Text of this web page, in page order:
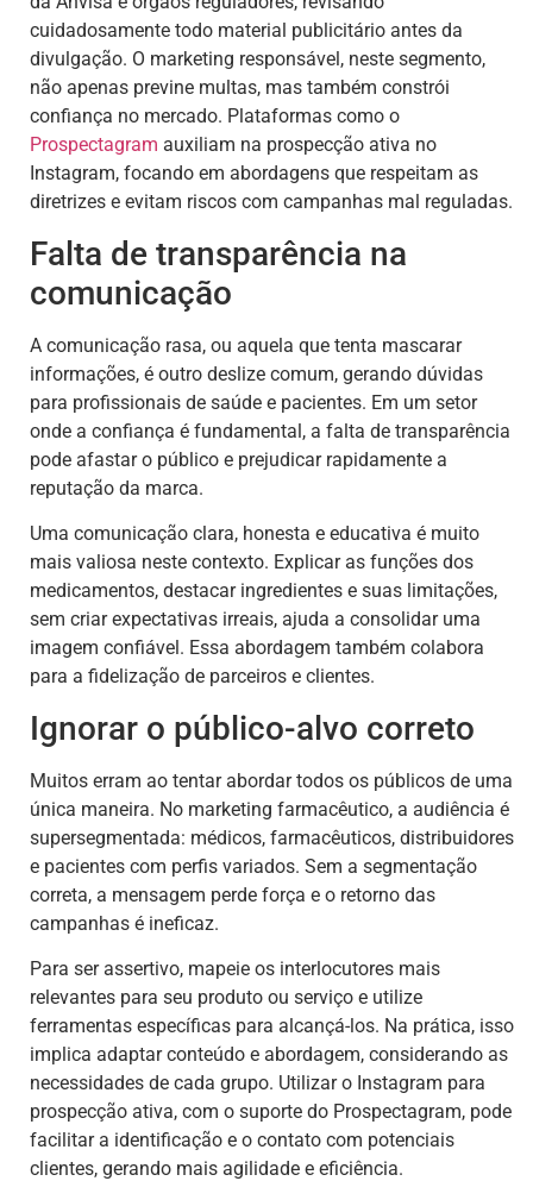
cuidadosamente todo material publicitário antes da
divulgação. O marketing responsável, neste segmento,
não apenas previne multas, mas também constrói
confiança no mercado. Plataformas como o
Prospectagram auxiliam na prospecção ativa no
Instagram, focando em abordagens que respeitam as
diretrizes e evitam riscos com campanhas mal reguladas.
Falta de transparência na
comunicação
A comunicação rasa, ou aquela que tenta mascarar
informações, é outro deslize comum, gerando dúvidas
para profissionais de saúde e pacientes. Em um setor
onde a confiança é fundamental, a falta de transparência
pode afastar o público e prejudicar rapidamente a
reputação da marca.
Uma comunicação clara, honesta e educativa é muito
mais valiosa neste contexto. Explicar as funções dos
medicamentos, destacar ingredientes e suas limitações,
sem criar expectativas irreais, ajuda a consolidar uma
imagem confiável. Essa abordagem também colabora
para a fidelização de parceiros e clientes.
Ignorar o público-alvo correto
Muitos erram ao tentar abordar todos os públicos de uma
única maneira. No marketing farmacêutico, a audiência é
supersegmentada: médicos, farmacêuticos, distribuidores
e pacientes com perfis variados. Sem a segmentação
correta, a mensagem perde força e o retorno das
campanhas é ineficaz.
Para ser assertivo, mapeie os interlocutores mais
relevantes para seu produto ou serviço e utilize
ferramentas específicas para alcançá-los. Na prática, isso
implica adaptar conteúdo e abordagem, considerando as
necessidades de cada grupo. Utilizar o Instagram para
prospecção ativa, com o suporte do Prospectagram, pode
facilitar a identificação e o contato com potenciais
clientes, gerando mais agilidade e eficiência.